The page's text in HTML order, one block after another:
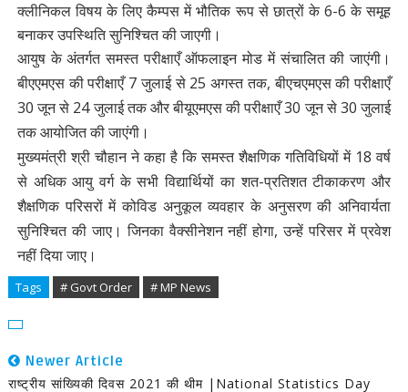
क्लीनिकल विषय के लिए कैम्पस में भौतिक रूप से छात्रों के 6-6 के समूह
बनाकर उपस्थिति सुनिश्चित की जाएगी।
आयुष के अंतर्गत समस्त परीक्षाएँ ऑफलाइन मोड में संचालित की जाएंगी।
बीएएमएस की परीक्षाएँ 7 जुलाई से 25 अगस्त तक, बीएचएमएस की परीक्षाएँ
30 जून से 24 जुलाई तक और बीयूएमएस की परीक्षाएँ 30 जून से 30 जुलाई
तक आयोजित की जाएंगी।
मुख्यमंत्री श्री चौहान ने कहा है कि समस्त शैक्षणिक गतिविधियों में 18 वर्ष
से अधिक आयु वर्ग के सभी विद्यार्थियों का शत-प्रतिशत टीकाकरण और
शैक्षणिक परिसरों में कोविड अनुकूल व्यवहार के अनुसरण की अनिवार्यता
सुनिश्चित की जाए। जिनका वैक्सीनेशन नहीं होगा, उन्हें परिसर में प्रवेश
नहीं दिया जाए।
Tags # Govt Order # MP News
Newer Article
राष्ट्रीय सांख्यिकी दिवस 2021 की थीम |National Statistics Day